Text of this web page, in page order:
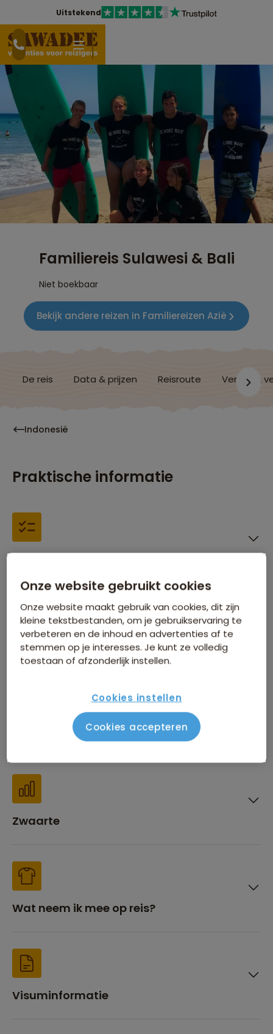
Uitstekend
Familiereis Sulawesi & Bali
Niet boekbaar
Bekijk andere reizen in Familiereizen Azië
De reis Data & prijzen Reisroute Verblijf &
Indonesië
Praktische informatie
Financiën
Beste reistijd
Zwaarte
Wat neem ik mee op reis?
Visuminformatie
Onze website gebruikt cookies
Onze website maakt gebruik van cookies, dit zijn
kleine tekstbestanden, om je gebruikservaring te
verbeteren en de inhoud en advertenties af te
stemmen op je interesses. Je kunt ze volledig
toestaan of afzonderlijk instellen.
Cookies instellen
Cookies accepteren